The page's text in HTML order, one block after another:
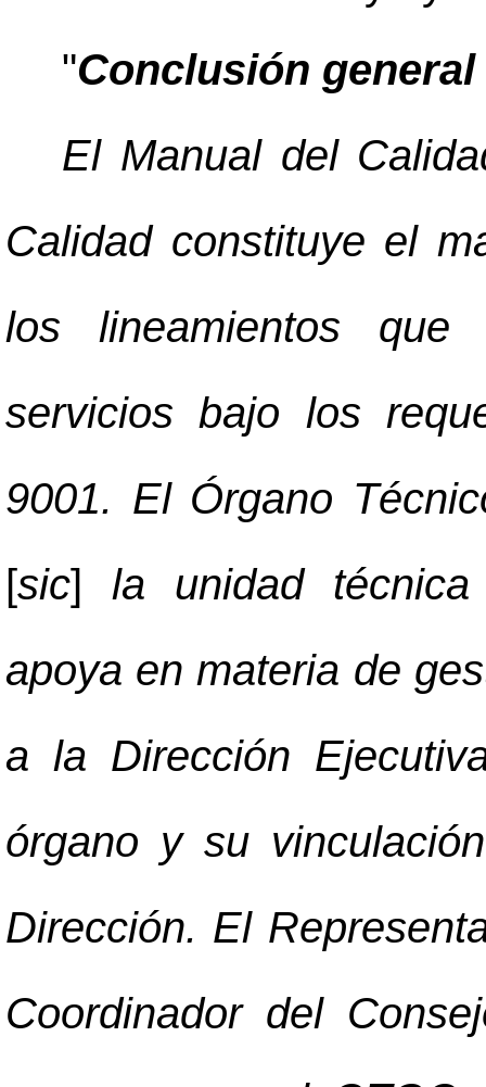
"Conclusión general
El Manual del
Calidad constituye el
los lineamientos
servicios bajo los
9001. El Órgano
[sic] la unidad
apoya en materia de
a la Dirección
órgano y su
Dirección. El
Coordinador del